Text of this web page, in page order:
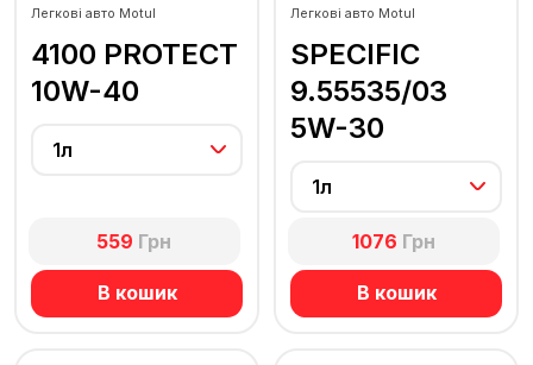
Легкові авто Motul
4100 PROTECT
10W-40
1л
559 Грн
В кошик
Легкові авто Motul
SPECIFIC
9.55535/03
5W-30
1л
1076 Грн
В кошик